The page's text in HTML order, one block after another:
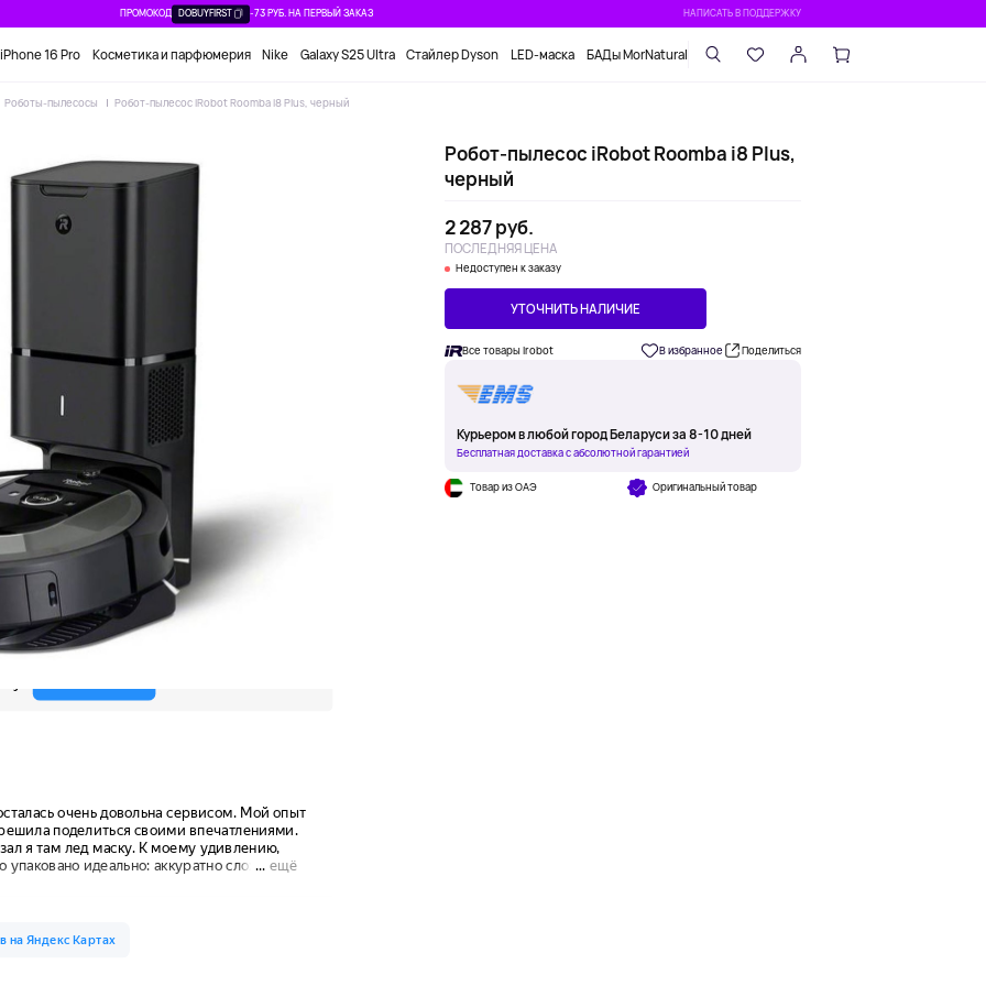
ПРОМОКОД DOBUYFIRST -73 РУБ. НА ПЕРВЫЙ ЗАКАЗ НАПИСАТЬ В ПОДДЕРЖКУ
iPhone 16 Pro Косметика и парфюмерия Nike Galaxy S25 Ultra Стайлер Dyson LED-маска БАДы MorNatural
Роботы-пылесосы Робот-пылесос iRobot Roomba i8 Plus, черный
Робот-пылесос iRobot Roomba i8 Plus,
черный
2 287 руб.
ПОСЛЕДНЯЯ ЦЕНА
Недоступен к заказу
УТОЧНИТЬ НАЛИЧИЕ
Все товары Irobot В избранное Поделиться
Курьером в любой город Беларуси за 8-10 дней
Бесплатная доставка с абсолютной гарантией
Товар из ОАЭ Оригинальный товар